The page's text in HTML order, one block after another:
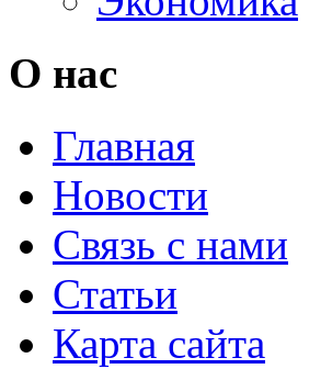
О нас
Главная
Новости
Связь с нами
Статьи
Карта сайта